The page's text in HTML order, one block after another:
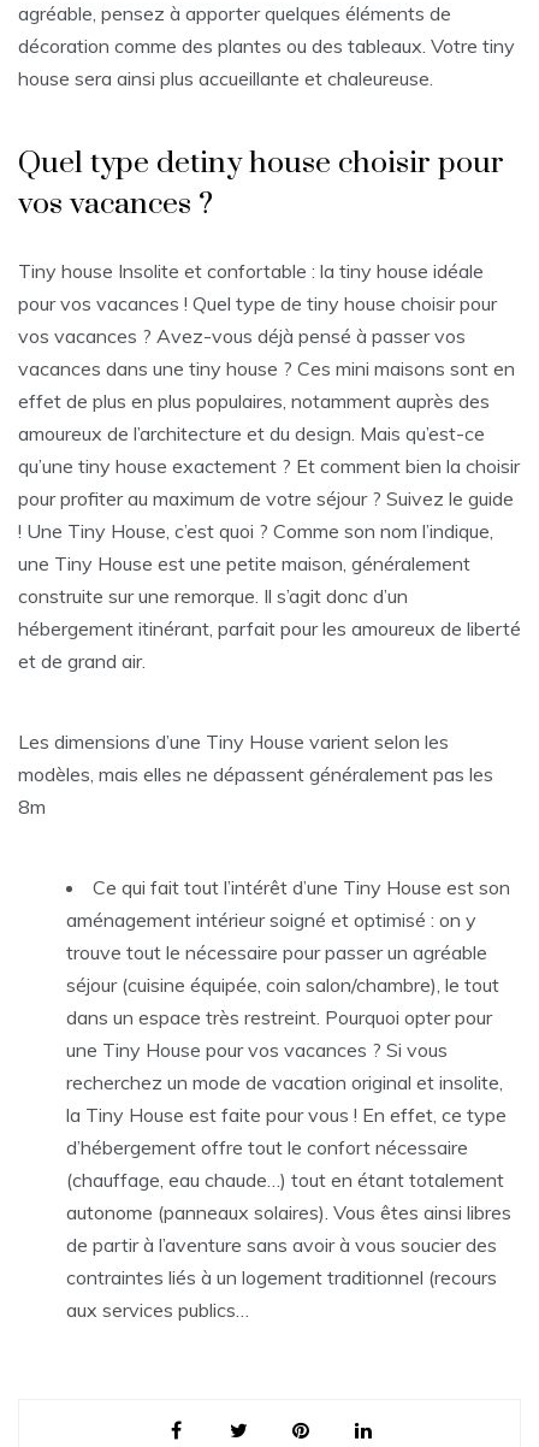
agréable, pensez à apporter quelques éléments de
décoration comme des plantes ou des tableaux. Votre tiny
house sera ainsi plus accueillante et chaleureuse.
Quel type detiny house choisir pour
vos vacances ?
Tiny house Insolite et confortable : la tiny house idéale
pour vos vacances ! Quel type de tiny house choisir pour
vos vacances ? Avez-vous déjà pensé à passer vos
vacances dans une tiny house ? Ces mini maisons sont en
effet de plus en plus populaires, notamment auprès des
amoureux de l’architecture et du design. Mais qu’est-ce
qu’une tiny house exactement ? Et comment bien la choisir
pour profiter au maximum de votre séjour ? Suivez le guide
! Une Tiny House, c’est quoi ? Comme son nom l’indique,
une Tiny House est une petite maison, généralement
construite sur une remorque. Il s’agit donc d’un
hébergement itinérant, parfait pour les amoureux de liberté
et de grand air.
Les dimensions d’une Tiny House varient selon les
modèles, mais elles ne dépassent généralement pas les
8m
Ce qui fait tout l’intérêt d’une Tiny House est son
aménagement intérieur soigné et optimisé : on y
trouve tout le nécessaire pour passer un agréable
séjour (cuisine équipée, coin salon/chambre), le tout
dans un espace très restreint. Pourquoi opter pour
une Tiny House pour vos vacances ? Si vous
recherchez un mode de vacation original et insolite,
la Tiny House est faite pour vous ! En effet, ce type
d’hébergement offre tout le confort nécessaire
(chauffage, eau chaude…) tout en étant totalement
autonome (panneaux solaires). Vous êtes ainsi libres
de partir à l’aventure sans avoir à vous soucier des
contraintes liés à un logement traditionnel (recours
aux services publics…